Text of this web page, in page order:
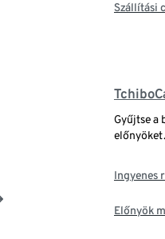
Szállítási
Gyűjtse a
előnyöket.
Ingyenes
Előnyök